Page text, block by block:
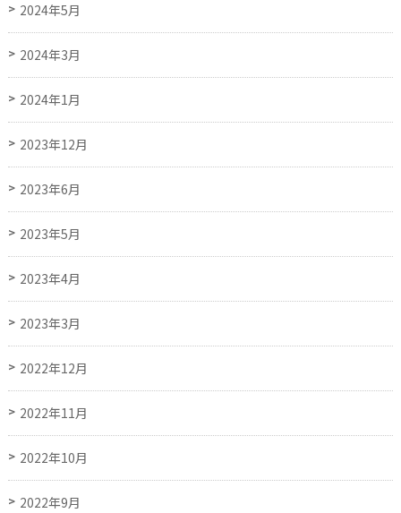
2024年5月
2024年3月
2024年1月
2023年12月
2023年6月
2023年5月
2023年4月
2023年3月
2022年12月
2022年11月
2022年10月
2022年9月